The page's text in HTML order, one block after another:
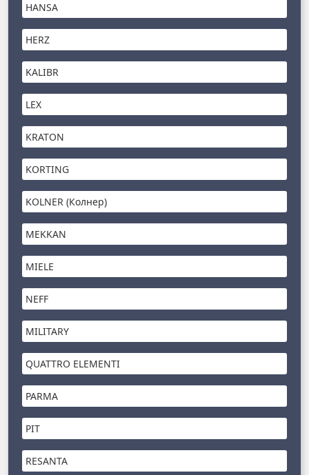
HANSA
HERZ
KALIBR
LEX
KRATON
KORTING
KOLNER (Колнер)
MEKKAN
MIELE
NEFF
MILITARY
QUATTRO ELEMENTI
PARMA
PIT
RESANTA